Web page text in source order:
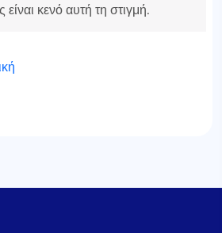
είναι κενό αυτή τη στιγμή.